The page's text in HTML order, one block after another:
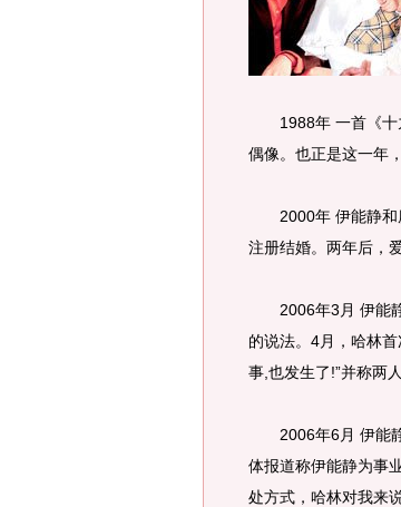
1988年 一首《十
偶像。也正是这一年
2000年 伊能静和庾
注册结婚。两年后，
2006年3月 伊能静
的说法。4月，哈林
事,也发生了!”并称两
2006年6月 伊能静
体报道称伊能静为事
处方式，哈林对我来